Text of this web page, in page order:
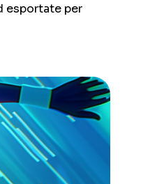
esportate per